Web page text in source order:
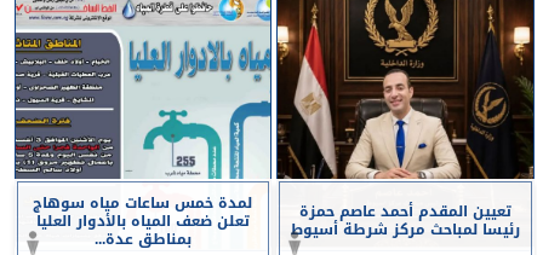
تعيين المقدم أحمد عاصم حمزة
رئيسا لمباحث مركز شرطة أسيوط
لمدة خمس ساعات مياه سوهاج
تعلن ضعف المياه بالأدوار العليا
بمناطق عدة...